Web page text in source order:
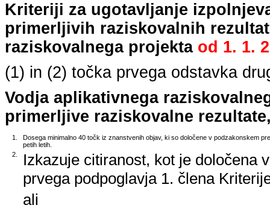
Kriteriji za ugotavljanje
primerljivih raziskovalnih
raziskovalnega projekta od 1. 1.
(1) in (2) točka prvega odstavka
Vodja aplikativnega
primerljive raziskovalne
1.
Dosega minimalno 40 točk iz znanstvenih objav, ki so določene v podzakonskem
petih letih.
2.
Izkazuje citiranost, kot je določena
prvega podpoglavja 1. člena
ali